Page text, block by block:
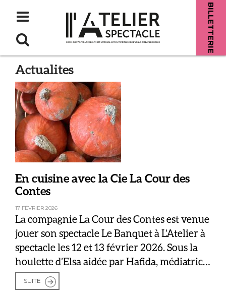
BILLETTERIE
Actualites
En cuisine avec la Cie La Cour des
Contes
17 FÉVRIER 2026
La compagnie La Cour des Contes est venue
jouer son spectacle Le Banquet à L’Atelier à
spectacle les 12 et 13 février 2026. Sous la
houlette d’Elsa aidée par Hafida, médiatrice
culturelle de l’Atelier, Stéphanie, Dorise,
Sylvie, Khalyda, Zbida, Francine, Marie-
SUITE